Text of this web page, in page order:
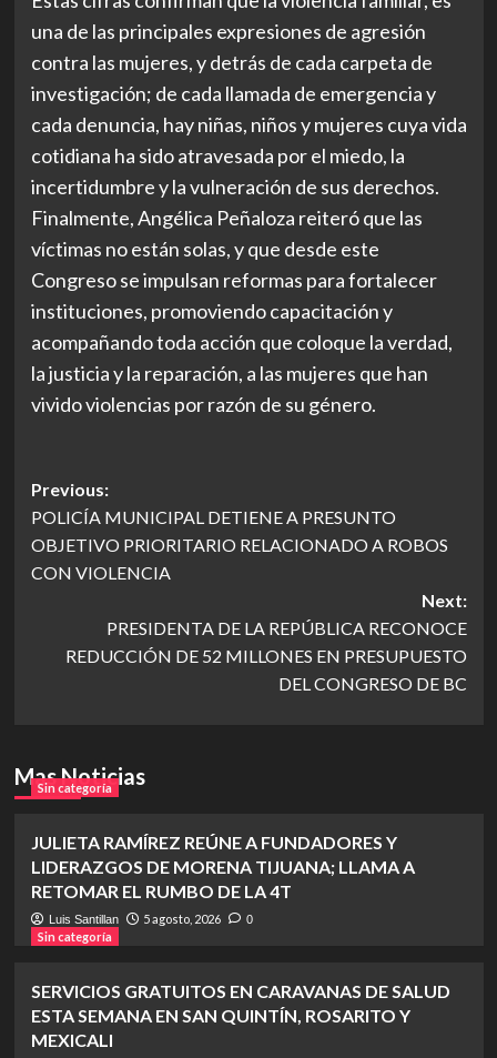
una de las principales expresiones de agresión
contra las mujeres, y detrás de cada carpeta de
investigación; de cada llamada de emergencia y
cada denuncia, hay niñas, niños y mujeres cuya vida
cotidiana ha sido atravesada por el miedo, la
incertidumbre y la vulneración de sus derechos.
Finalmente, Angélica Peñaloza reiteró que las
víctimas no están solas, y que desde este
Congreso se impulsan reformas para fortalecer
instituciones, promoviendo capacitación y
acompañando toda acción que coloque la verdad,
la justicia y la reparación, a las mujeres que han
vivido violencias por razón de su género.
Post
navigation
Previous:
POLICÍA MUNICIPAL DETIENE A PRESUNTO
OBJETIVO PRIORITARIO RELACIONADO A ROBOS
CON VIOLENCIA
Next:
PRESIDENTA DE LA REPÚBLICA RECONOCE
REDUCCIÓN DE 52 MILLONES EN PRESUPUESTO
DEL CONGRESO DE BC
Mas Noticias
Sin categoría
JULIETA RAMÍREZ REÚNE A FUNDADORES Y
LIDERAZGOS DE MORENA TIJUANA; LLAMA A
RETOMAR EL RUMBO DE LA 4T
Luis Santillan 5 agosto, 2026 0
Sin categoría
SERVICIOS GRATUITOS EN CARAVANAS DE SALUD
ESTA SEMANA EN SAN QUINTÍN, ROSARITO Y
MEXICALI